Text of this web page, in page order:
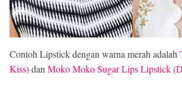
Contoh Lipstick dengan warna merah adalah
Kiss)danMoko Moko Sugar Lips Lipstick